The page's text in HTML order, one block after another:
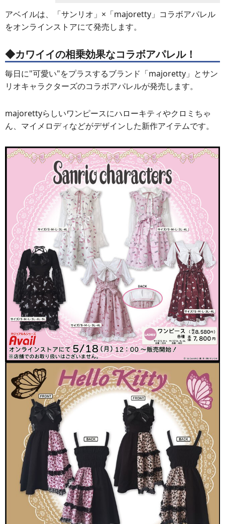
アベイルは、「サンリオ」×「majoretty」コラボアパレル
をオンラインストアにて発売します。
◆カワイイの相乗効果なコラボアパレル！
毎日に"可愛い"をプラスするブランド「majoretty」とサン
リオキャラクターズのコラボアパレルが発売します。
majorettyらしいワンピースにハローキティやクロミちゃ
ん、マイメロディなどがデザインした新作アイテムです。